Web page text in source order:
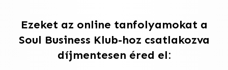
Ezeket az online tanfolyamokat a
Soul Business Klub-hoz csatlakozva
díjmentesen éred el: